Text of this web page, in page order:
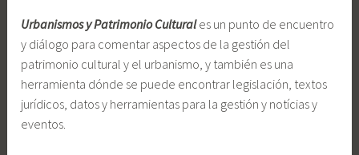
Urbanismos y Patrimonio Culturales un punto de encuentro
y diálogo para comentar aspectos de la gestión del
patrimonio cultural y el urbanismo, y también es una
herramienta dónde se puede encontrar legislación, textos
jurídicos, datos y herramientas para la gestión y notícias y
eventos.